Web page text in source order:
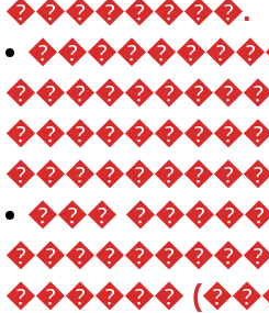
��������.
���
������